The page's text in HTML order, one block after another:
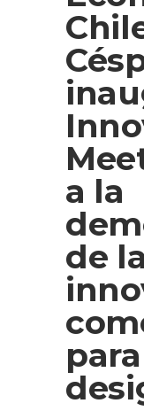
a la
de la